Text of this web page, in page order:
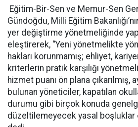
Eğitim-Bir-Sen ve Memur-Sen
Gündoğdu, Milli Eğitim
yer değiştirme yönetmeliğinde
eleştirerek, “Yeni yönetmelikte
hakları korunmamış; ehliyet,
kriterlerin pratik karşılığı
hizmet puanı ön plana çıkarılmış,
bulunan yöneticiler, kapatılan
durumu gibi birçok konuda
düzeltilemeyecek yasal boşluklar